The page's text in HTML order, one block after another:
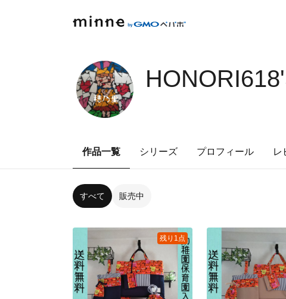
作品一覧 シリーズ プロフィール レ
すべて 販売中
残り1点